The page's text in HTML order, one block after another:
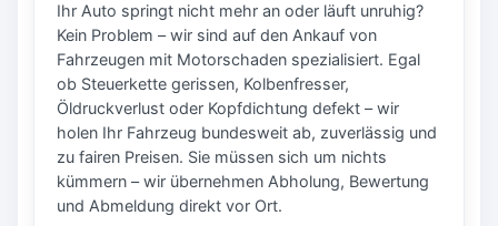
Ihr Auto springt nicht mehr an oder läuft unruhig?
Kein Problem – wir sind auf den Ankauf von
Fahrzeugen mit Motorschaden spezialisiert. Egal
ob Steuerkette gerissen, Kolbenfresser,
Öldruckverlust oder Kopfdichtung defekt – wir
holen Ihr Fahrzeug bundesweit ab, zuverlässig und
zu fairen Preisen. Sie müssen sich um nichts
kümmern – wir übernehmen Abholung, Bewertung
und Abmeldung direkt vor Ort.